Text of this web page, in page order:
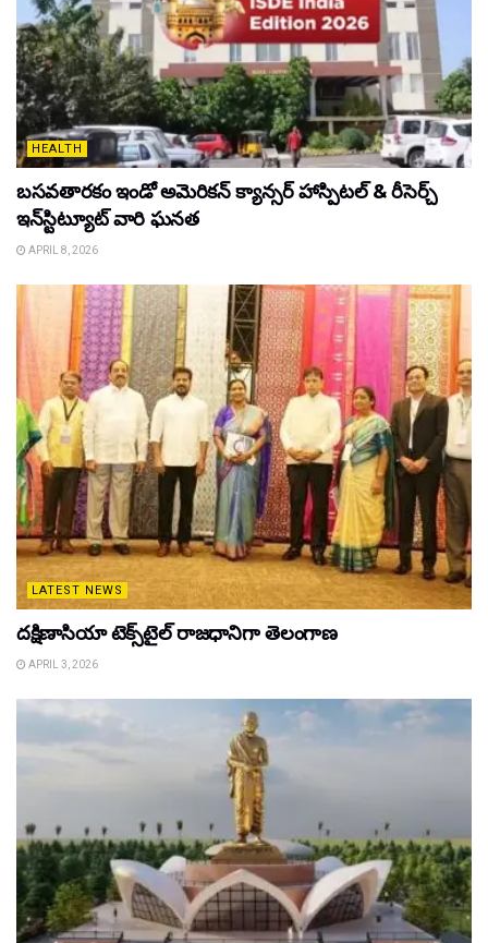
HEALTH
బసవతారకం ఇండో అమెరికన్ క్యాన్సర్ హాస్పిటల్ & రీసెర్చ్
ఇన్‌స్టిట్యూట్ వారి ఘనత
APRIL 8, 2026
LATEST NEWS
దక్షిణాసియా టెక్స్‌టైల్ రాజధానిగా తెలంగాణ
APRIL 3, 2026